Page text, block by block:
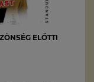
ELŐTTI